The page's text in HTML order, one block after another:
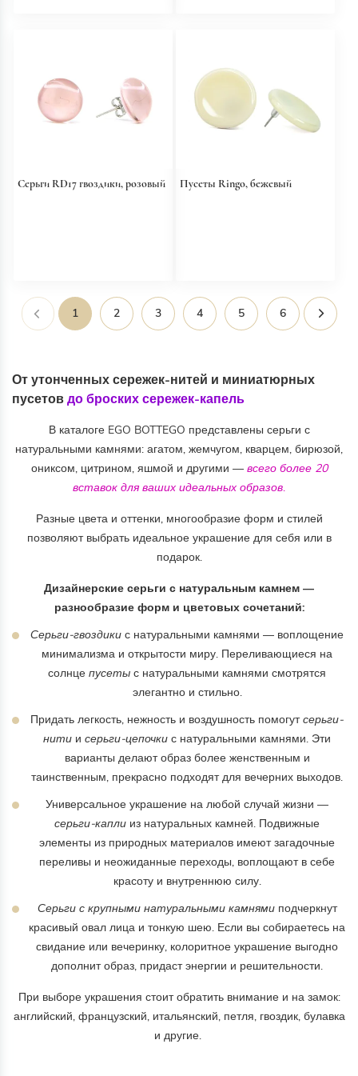
Серьги RD17 гвоздики, розовый Пусеты Ringo, бежевый
1 2 3 4 5 6
От утонченных сережек-нитей и миниатюрных
пусетовдо броских сережек-капель
В каталоге EGO BOTTEGO представлены серьги с
натуральными камнями: агатом, жемчугом, кварцем, бирюзой,
ониксом, цитрином, яшмой и другими — всего более 20
вставок для ваших идеальных образов.
Разные цвета и оттенки, многообразие форм и стилей
позволяют выбрать идеальное украшение для себя или в
подарок.
Дизайнерские серьги с натуральным камнем —
разнообразие форм и цветовых сочетаний:
Серьги-гвоздики с натуральными камнями — воплощение
минимализма и открытости миру. Переливающиеся на
солнце пусеты с натуральными камнями смотрятся
элегантно и стильно.
Придать легкость, нежность и воздушность помогутсерьги-
нити и серьги-цепочки с натуральными камнями. Эти
варианты делают образ более женственным и
таинственным, прекрасно подходят для вечерних выходов.
Универсальное украшение на любой случай жизни —
серьги-капли из натуральных камней. Подвижные
элементы из природных материалов имеют загадочные
переливы и неожиданные переходы, воплощают в себе
красоту и внутреннюю силу.
Серьги с крупными натуральными камнямиподчеркнут
красивый овал лица и тонкую шею. Если вы собираетесь на
свидание или вечеринку, колоритное украшение выгодно
дополнит образ, придаст энергии и решительности.
При выборе украшения стоит обратить внимание и на замок:
английский, французский, итальянский, петля, гвоздик, булавка
и другие.